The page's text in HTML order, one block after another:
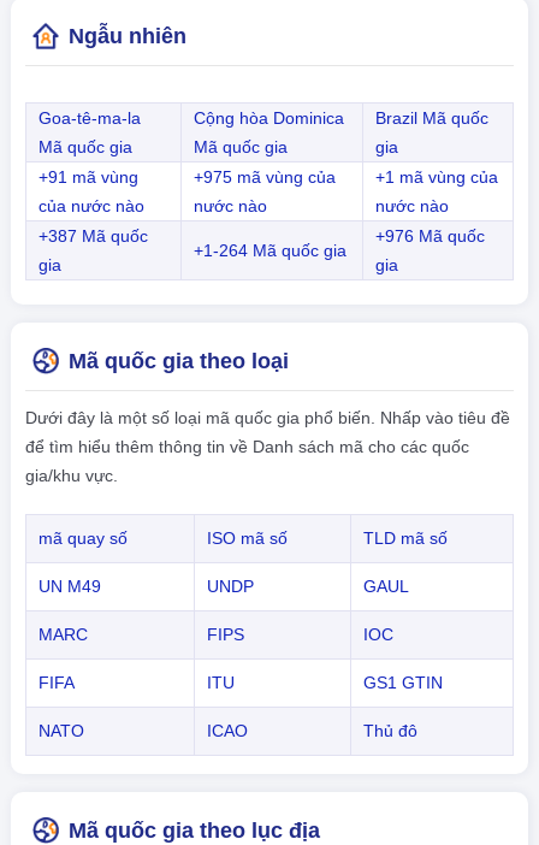
Ngẫu nhiên
Goa-tê-ma-la
Mã quốc gia
Cộng hòa Dominica
Mã quốc gia
Brazil Mã quốc
gia
+91 mã vùng
của nước nào
+975 mã vùng của
nước nào
+1 mã vùng của
nước nào
+387 Mã quốc
gia
+1-264 Mã quốc gia
+976 Mã quốc
gia
Mã quốc gia theo loại
Dưới đây là một số loại mã quốc gia phổ biến. Nhấp vào tiêu đề
để tìm hiểu thêm thông tin về Danh sách mã cho các quốc
gia/khu vực.
mã quay số ISO mã số TLD mã số
UN M49 UNDP GAUL
MARC FIPS IOC
FIFA ITU GS1 GTIN
NATO ICAO Thủ đô
Mã quốc gia theo lục địa